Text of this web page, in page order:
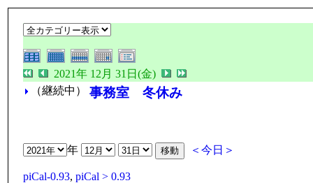
2021年 12月 31日(金)
（継続中）
事務室 冬休み
年 ＜今日＞
piCal-0.93, piCal > 0.93